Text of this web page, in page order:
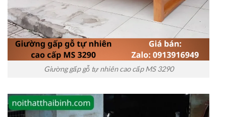
Giường gấp gỗ tự nhiên cao cấp MS 3290